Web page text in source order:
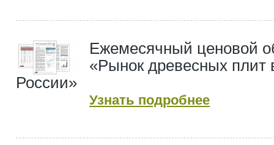
Ежемесячный ценовой
«Рынок древесных плит
России»
Узнать подробнее